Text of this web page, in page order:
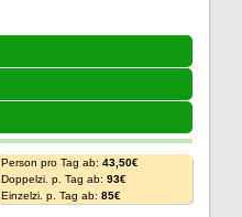
Person pro Tag ab: 43,50€
Doppelzi. p. Tag ab: 93€
Einzelzi. p. Tag ab: 85€